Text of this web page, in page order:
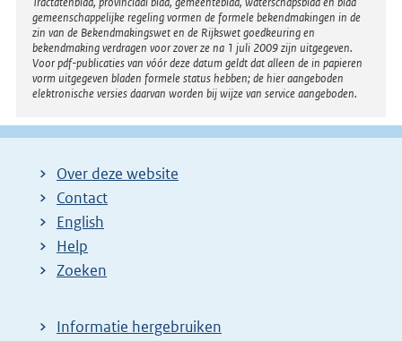
i
n
k
:
gemeenschappelijke regeling vormen de formele bekendmakingen in de
zin van de Bekendmakingswet en de Rijkswet goedkeuring en
bekendmaking verdragen voor zover ze na 1 juli 2009 zijn uitgegeven.
Voor pdf-publicaties van vóór deze datum geldt dat alleen de in papieren
vorm uitgegeven bladen formele status hebben; de hier aangeboden
elektronische versies daarvan worden bij wijze van service aangeboden.
Over deze website
Contact
English
Help
Zoeken
Informatie hergebruiken